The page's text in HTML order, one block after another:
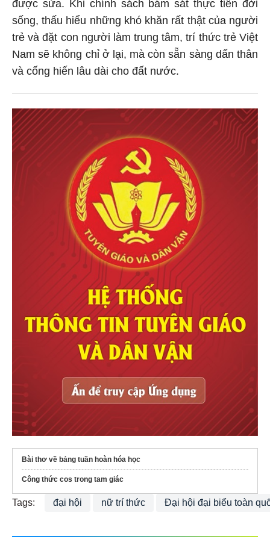
được sửa. Khi chính sách bám sát thực tiễn đời
sống, thấu hiểu những khó khăn rất thật của người
trẻ và đặt con người làm trung tâm, trí thức trẻ Việt
Nam sẽ không chỉ ở lại, mà còn sẵn sàng dấn thân
và cống hiến lâu dài cho đất nước.
Bài thơ về bảng tuần hoàn hóa học
Công thức cos trong tam giác
Tags: đại hội nữ trí thức Đại hội đại biểu toàn